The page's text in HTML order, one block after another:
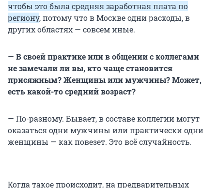
чтобы это была средняя заработная плата по
региону, потому что в Москве одни расходы, в
других областях — совсем иные.
— В своей практике или в общении с коллегами
не замечали ли вы, кто чаще становится
присяжным? Женщины или мужчины? Может,
есть какой-то средний возраст?
— По-разному. Бывает, в составе коллегии могут
оказаться одни мужчины или практически одни
женщины — как повезет. Это всё случайность.
Когда такое происходит, на предварительных